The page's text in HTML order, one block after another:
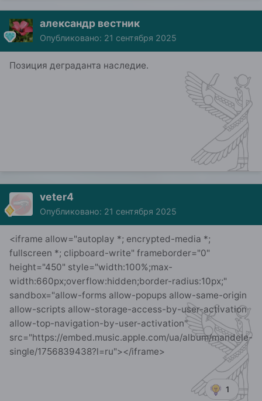
александр вестник
Опубликовано: 21 сентября 2025
Позиция деграданта наследие.
veter4
Опубликовано: 21 сентября 2025
<iframe allow="autoplay *; encrypted-media *;
fullscreen *; clipboard-write" frameborder="0"
height="450" style="width:100%;max-
width:660px;overflow:hidden;border-radius:10px;"
sandbox="allow-forms allow-popups allow-same-origin
allow-scripts allow-storage-access-by-user-activation
allow-top-navigation-by-user-activation"
src="https://embed.music.apple.com/ua/album/mandele-
single/1756839438?l=ru"></iframe>
1